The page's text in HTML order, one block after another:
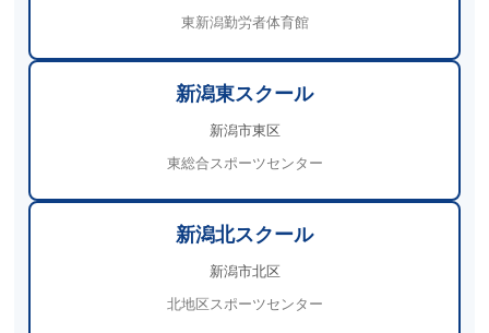
東新潟勤労者体育館
新潟東スクール
新潟市東区
東総合スポーツセンター
新潟北スクール
新潟市北区
北地区スポーツセンター